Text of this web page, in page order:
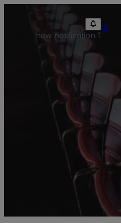
1 new notification